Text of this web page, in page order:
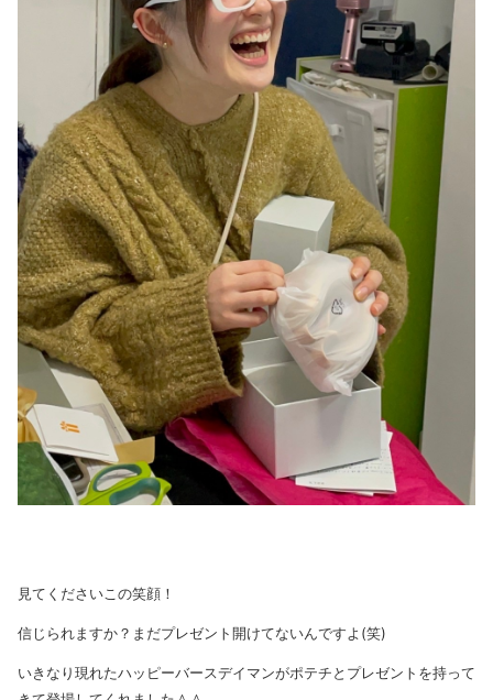
見てくださいこの笑顔！
信じられますか？まだプレゼント開けてないんですよ(笑)
いきなり現れたハッピーバースデイマンがポテチとプレゼントを持って